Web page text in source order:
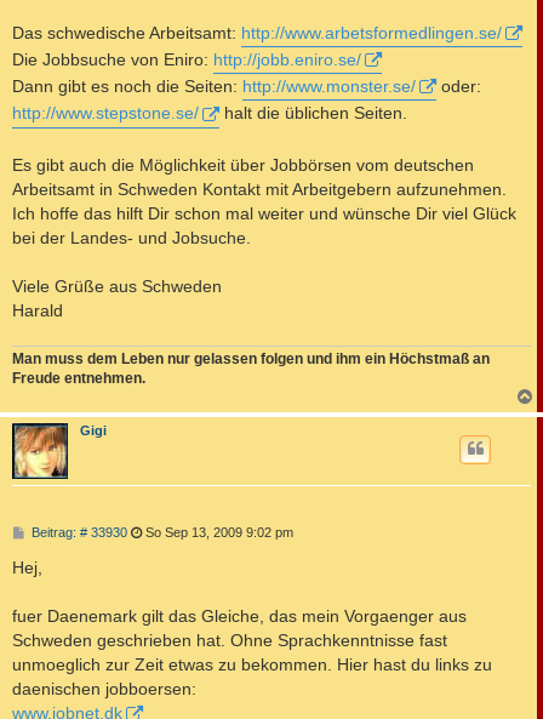
Das schwedische Arbeitsamt: http://www.arbetsformedlingen.se/
Die Jobbsuche von Eniro: http://jobb.eniro.se/
Dann gibt es noch die Seiten: http://www.monster.se/
oder:
http://www.stepstone.se/
halt die üblichen Seiten.
Es gibt auch die Möglichkeit über Jobbörsen vom deutschen
Arbeitsamt in Schweden Kontakt mit Arbeitgebern aufzunehmen.
Ich hoffe das hilft Dir schon mal weiter und wünsche Dir viel Glück
bei der Landes- und Jobsuche.
Viele Grüße aus Schweden
Harald
Man muss dem Leben nur gelassen folgen und ihm ein Höchstmaß an
Freude entnehmen.
a
Gigi
Beitrag: # 33930B
a
g
So Sep 13, 2009 9:02 pm
Hej,
fuer Daenemark gilt das Gleiche, das mein Vorgaenger aus
Schweden geschrieben hat. Ohne Sprachkenntnisse fast
unmoeglich zur Zeit etwas zu bekommen. Hier hast du links zu
daenischen jobboersen:
www.jobnet.dk